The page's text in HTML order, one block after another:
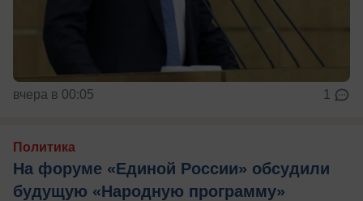
вчера в 00:05 1
Политика
На форуме «Единой России» обсудили
будущую «Народную программу»